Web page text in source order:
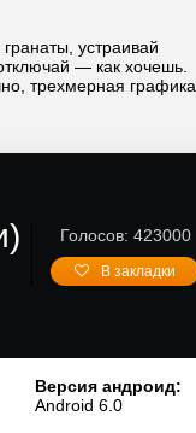
устраивай
— как хочешь.
трехмерная графика,
Голосов: 423000
В закладки
Версия андроид:
Android 6.0